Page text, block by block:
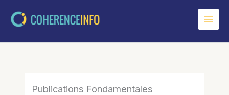
Publications Fondamentales